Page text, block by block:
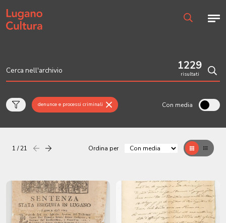
Home page
1229
risultati
denunce e processi criminali Con media
1 / 21 Precedentesuccessiva Ordina per GrigliaTable